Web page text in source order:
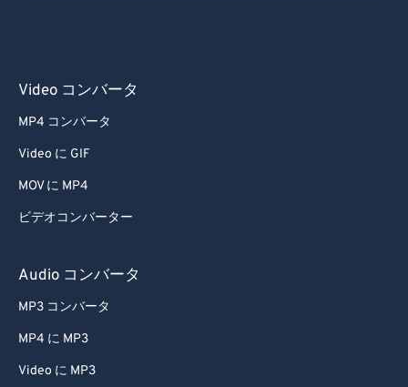
Video コンバータ
MP4 コンバータ
Video に GIF
MOV に MP4
ビデオコンバーター
Audio コンバータ
MP3 コンバータ
MP4 に MP3
Video に MP3